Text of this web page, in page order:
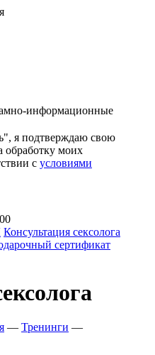
информационные
я подтверждаю свою
обработку моих
с условиями
Консультация сексолога
сертификат
— Тренинги —